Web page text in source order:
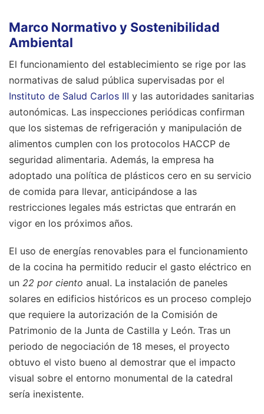
Marco Normativo y Sostenibilidad
Ambiental
El funcionamiento del establecimiento se rige por las
normativas de salud pública supervisadas por el
Instituto de Salud Carlos III y las autoridades sanitarias
autonómicas. Las inspecciones periódicas confirman
que los sistemas de refrigeración y manipulación de
alimentos cumplen con los protocolos HACCP de
seguridad alimentaria. Además, la empresa ha
adoptado una política de plásticos cero en su servicio
de comida para llevar, anticipándose a las
restricciones legales más estrictas que entrarán en
vigor en los próximos años.
El uso de energías renovables para el funcionamiento
de la cocina ha permitido reducir el gasto eléctrico en
un 22 por ciento anual. La instalación de paneles
solares en edificios históricos es un proceso complejo
que requiere la autorización de la Comisión de
Patrimonio de la Junta de Castilla y León. Tras un
periodo de negociación de 18 meses, el proyecto
obtuvo el visto bueno al demostrar que el impacto
visual sobre el entorno monumental de la catedral
sería inexistente.